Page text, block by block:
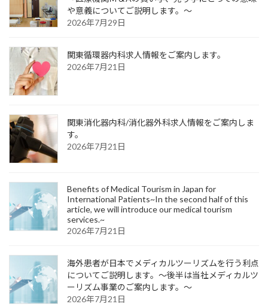
や意義についてご説明します。～
2026年7月29日
関東循環器内科求人情報をご案内します。
2026年7月21日
関東消化器内科/消化器外科求人情報をご案内しま
す。
2026年7月21日
Benefits of Medical Tourism in Japan for
International Patients~In the second half of this
article, we will introduce our medical tourism
services.~
2026年7月21日
海外患者が日本でメディカルツーリズムを行う利点
についてご説明します。～後半は当社メディカルツ
ーリズム事業のご案内します。～
2026年7月21日